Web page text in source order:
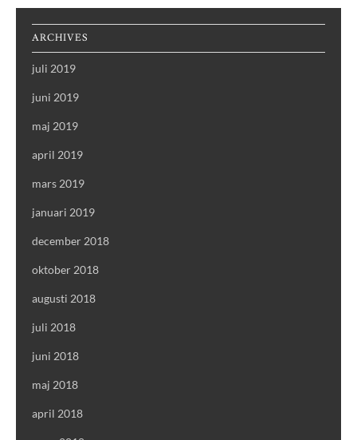
ARCHIVES
juli 2019
juni 2019
maj 2019
april 2019
mars 2019
januari 2019
december 2018
oktober 2018
augusti 2018
juli 2018
juni 2018
maj 2018
april 2018